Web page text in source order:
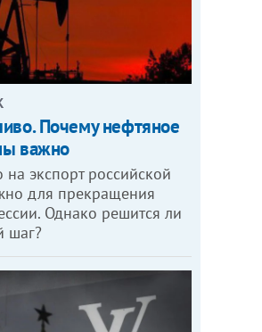
Почему нефтяное
важно
экспорт российской
для прекращения
Однако решится ли
шаг?